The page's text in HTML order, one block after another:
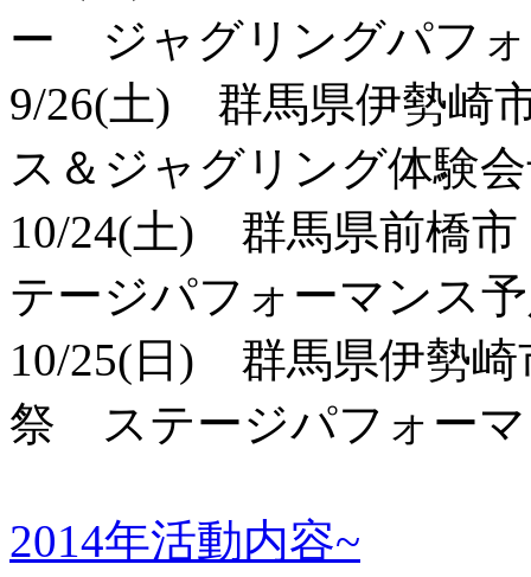
ー ジャグリングパフ
9/26(土) 群馬県伊勢
ス＆ジャグリング体験
10/24(土) 群馬県前橋
テージパフォーマンス
10/25(日) 群馬県伊勢
祭 ステージパフォー
2014年活動内容~